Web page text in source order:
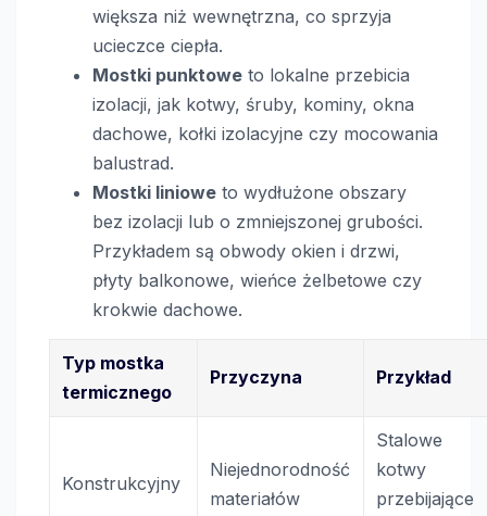
większa niż wewnętrzna, co sprzyja
ucieczce ciepła.
Mostki punktowe to lokalne przebicia
izolacji, jak kotwy, śruby, kominy, okna
dachowe, kołki izolacyjne czy mocowania
balustrad.
Mostki liniowe to wydłużone obszary
bez izolacji lub o zmniejszonej grubości.
Przykładem są obwody okien i drzwi,
płyty balkonowe, wieńce żelbetowe czy
krokwie dachowe.
Typ mostka
termicznego
Przyczyna Przykład
Konstrukcyjny
Niejednorodność
materiałów
Stalowe
kotwy
przebijające